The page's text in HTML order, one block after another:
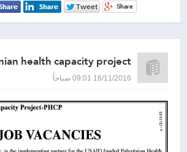
health capacity project
16/11/2016 09:01 صباحاً